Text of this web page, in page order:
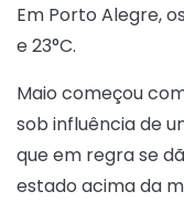
Em Porto Alegre,
e 23°C.
Maio começou
sob influência de
que em regra se
estado acima da